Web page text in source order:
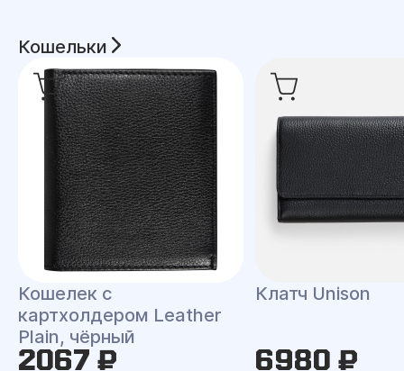
Кошельки
Кошелек с
картхолдером Leather
Plain, чёрный
2067 ₽
Клатч Unison
6980 ₽